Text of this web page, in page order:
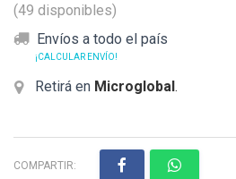
(49 disponibles)
Envíos a todo el país
¡CALCULAR ENVÍO!
Retirá en Microglobal.
COMPARTIR: